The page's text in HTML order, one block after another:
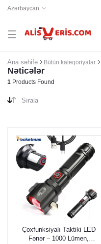
Azərbaycan
Ana səhifə Bütün kateqoriyalar
Nəticələr
1 Products Found
Sırala
Çoxfunksiyalı Taktiki LED
Fənər – 1000 Lümen,